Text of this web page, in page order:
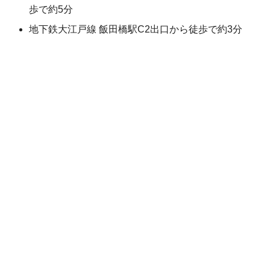
歩で約5分
地下鉄大江戸線 飯田橋駅C2出口から徒歩で約3分